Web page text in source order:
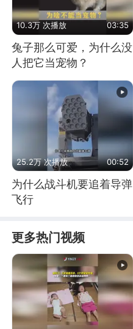
10.3万 次播放 03:35
兔子那么可爱，为什么没
人把它当宠物？
25.2万 次播放 00:52
为什么战斗机要追着导弹
飞行
更多热门视频